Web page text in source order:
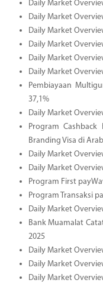
Daily Market
Daily Market
Daily Market
Daily Market
Daily Market
Daily Market
Pembiayaan
37,1%
Daily Market
Program
Branding Visa di
Daily Market
Daily Market
Program First
Program Transaksi
Daily Market
Bank Muamalat
2025
Daily Market
Daily Market
Daily Market